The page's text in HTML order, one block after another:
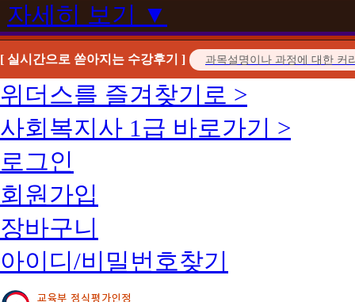
자세히 보기 ▼
[ 실시간으로 쏟아지는 수강후기 ]
위더스를 즐겨찾기로 >
사회복지사 1급 바로가기 >
로그인
회원가입
장바구니
아이디/비밀번호찾기